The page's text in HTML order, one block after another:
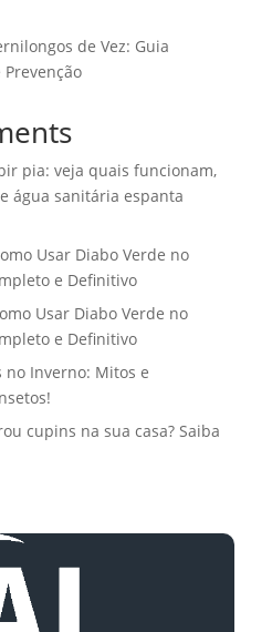
de Vez: Guia
pia: veja quais funcionam,
água sanitária espanta
Usar Diabo Verde no
e Definitivo
Usar Diabo Verde no
e Definitivo
no Inverno: Mitos e
cupins na sua casa? Saiba